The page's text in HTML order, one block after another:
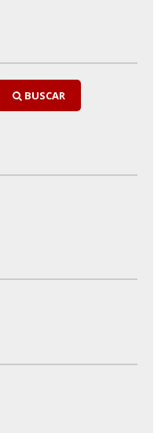
BUSCAR